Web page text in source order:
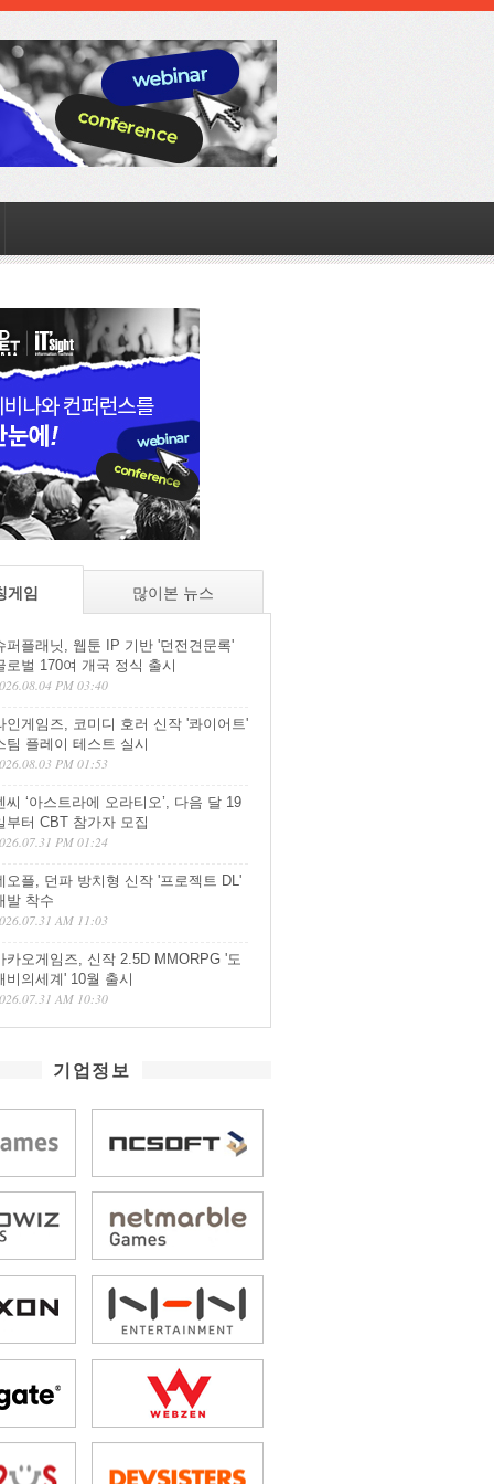
게임 많이본 뉴스
퍼플래닛, 웹툰 IP 기반 '던전견문록'
로벌 170여 개국 정식 출시
PM 03:40
인게임즈, 코미디 호러 신작 '콰이어트'
팀 플레이 테스트 실시
PM 01:53
씨 ‘아스트라에 오라티오’, 다음 달 19
부터 CBT 참가자 모집
PM 01:24
오플, 던파 방치형 신작 '프로젝트 DL'
발 착수
AM 11:03
카오게임즈, 신작 2.5D MMORPG '도
비의세계' 10월 출시
AM 10:30
기업정보